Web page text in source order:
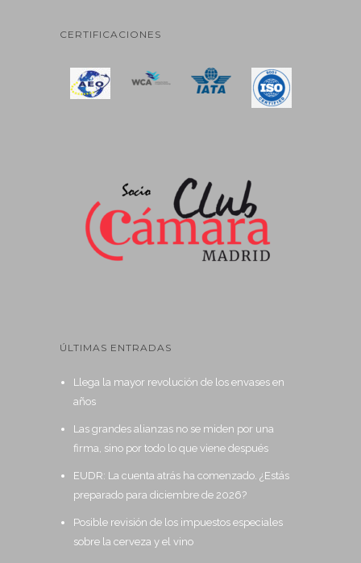
CERTIFICACIONES
ÚLTIMAS ENTRADAS
Llega la mayor revolución de los envases en
años
Las grandes alianzas no se miden por una
firma, sino por todo lo que viene después
EUDR: La cuenta atrás ha comenzado. ¿Estás
preparado para diciembre de 2026?
Posible revisión de los impuestos especiales
sobre la cerveza y el vino